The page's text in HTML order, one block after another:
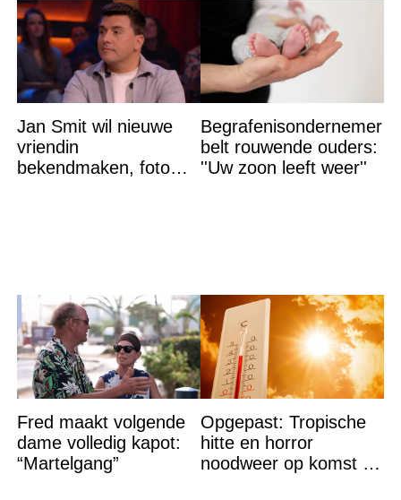
Jan Smit wil nieuwe
vriendin
bekendmaken, foto
Begrafenisondernemer
belt rouwende ouders:
''Uw zoon leeft weer''
Fred maakt volgende
dame volledig kapot:
“Martelgang”
Opgepast: Tropische
hitte en horror
noodweer op komst –